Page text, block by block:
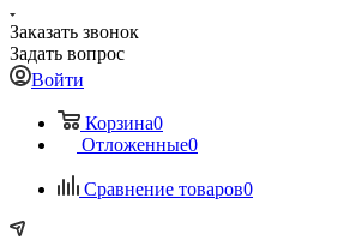
Заказать звонок
Задать вопрос
Войти
Корзина0
Отложенные0
Сравнение товаров0